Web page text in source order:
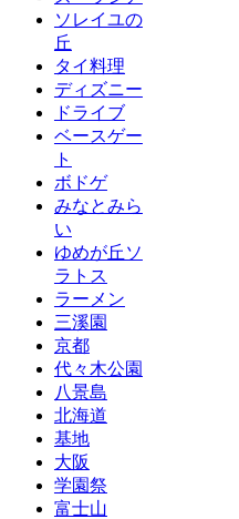
ソレイユの
丘
タイ料理
ディズニー
ドライブ
ベースゲー
ト
ボドゲ
みなとみら
い
ゆめが丘ソ
ラトス
ラーメン
三溪園
京都
代々木公園
八景島
北海道
基地
大阪
学園祭
富士山